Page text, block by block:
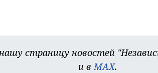
страницу новостей
и в MAX.